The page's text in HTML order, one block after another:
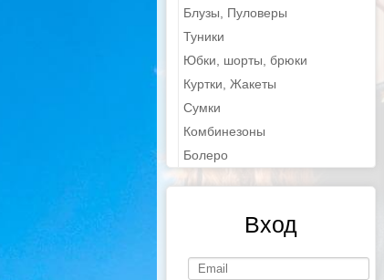
Блузы, Пуловеры
Туники
Юбки, шорты, брюки
Куртки, Жакеты
Сумки
Комбинезоны
Болеро
Вход